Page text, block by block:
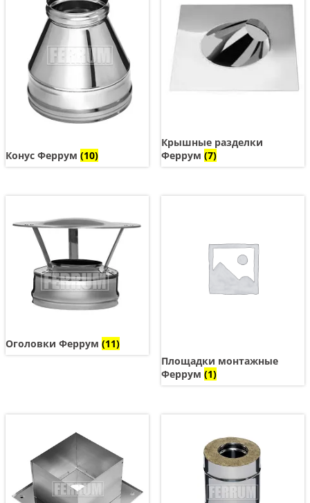
Конус Феррум (10)
Крышные разделки
Феррум (7)
Оголовки Феррум (11)
Площадки монтажные
Феррум (1)